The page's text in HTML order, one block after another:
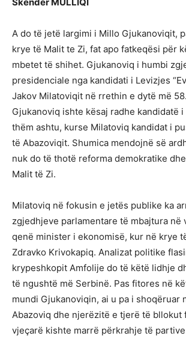
A do të jetë largimi i Millo Gjukanoviqit,
krye të Malit te Zi, fat apo fatkeqësi për
mbetet të shihet. Gjukanoviq i humbi
presidenciale nga kandidati i Levizjes
Jakov Milatoviqit në rrethin e dytë më
Gjukanoviq ishte kësaj radhe kandidatë
thëm ashtu, kurse Milatoviq kandidat i
të Abazoviqit. Shumica mendojnë së
nuk do të thotë reforma demokratike
Malit të Zi.
Milatoviq në fokusin e jetës publike ka
zgjedhjeve parlamentare të mbajtura në
qenë minister i ekonomisë, kur në krye
Zdravko Krivokapiq. Analizat politike
krypeshkopit Amfolije do të këtë lidhje
të ngushtë më Serbinë. Pas fitores në
mundi Gjukanoviqin, ai u pa i shoqëruar
Abazoviq dhe njerëzitë e tjerë të bllokut
vjeçarë kishte marrë përkrahje të